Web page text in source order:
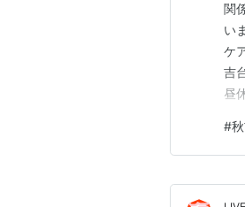
関
い
ケ
吉
昼
戻
ん
#